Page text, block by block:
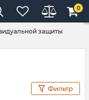
0
защиты
Фильтр